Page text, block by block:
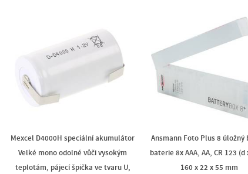
Mexcel D4000H speciální akumulátor
Velké mono odolné vůči vysokým
teplotám, pájecí špička ve tvaru U,
Ansmann Foto Plus 8 úložný
baterie 8x AAA, AA, CR 123 (d
160 x 22 x 55 mm